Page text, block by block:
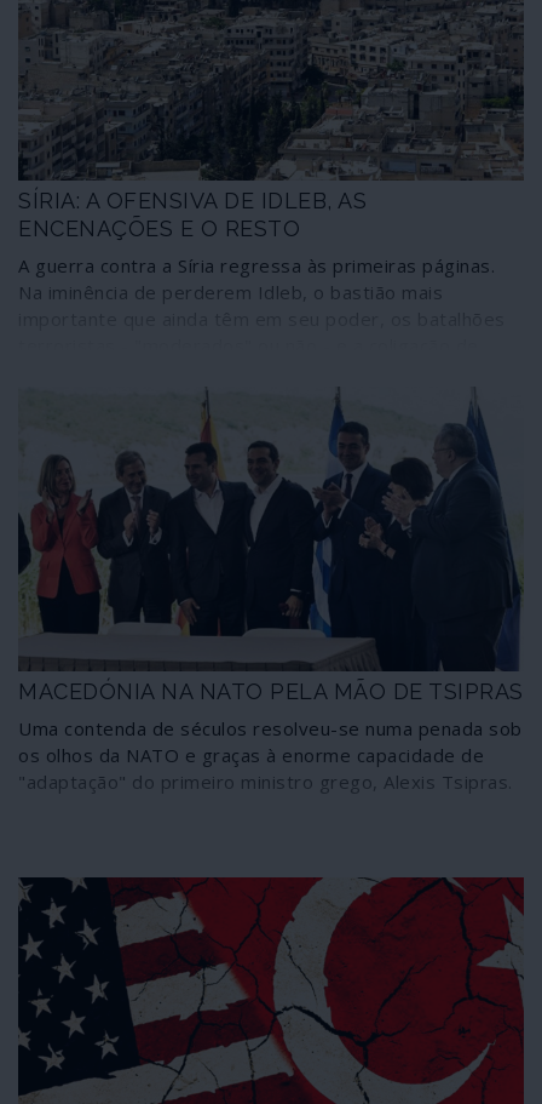
SÍRIA: A OFENSIVA DE IDLEB, AS
ENCENAÇÕES E O RESTO
A guerra contra a Síria regressa às primeiras páginas.
Na iminência de perderem Idleb, o bastião mais
terror e mistificação em que abundam as palavras
"massacre" e catástrofe humanitária, sem esquecer o
alarme contra um possível novo ataque com "armas
químicas". Para isso, os "Capacetes Brancos" estão no
terreno com as suas equipas de encenação, à espera do
momento indicado pelos serviços secretos britânicos.
Tudo para que a agressão continue, apesar das vitórias
do exército sírio e seus aliados.
MACEDÓNIA NA NATO PELA MÃO DE TSIPRAS
Uma contenda de séculos resolveu-se numa penada sob
os olhos da NATO e graças à enorme capacidade de
"adaptação" do primeiro ministro grego, Alexis Tsipras.